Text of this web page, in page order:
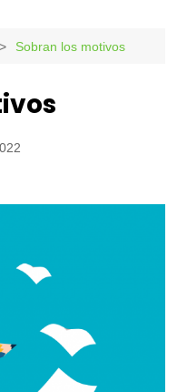
Sobran los motivos